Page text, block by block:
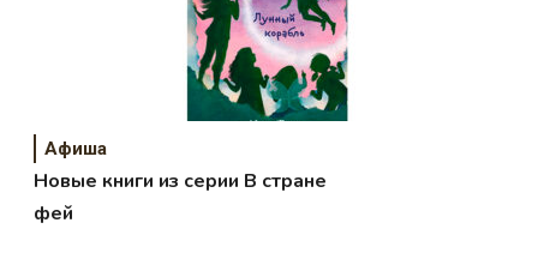
Афиша
Новые книги из серии В стране
фей